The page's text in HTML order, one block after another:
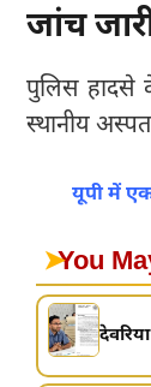
जांच
पुलिस हादसे
स्थानीय
यूपी में
➤You